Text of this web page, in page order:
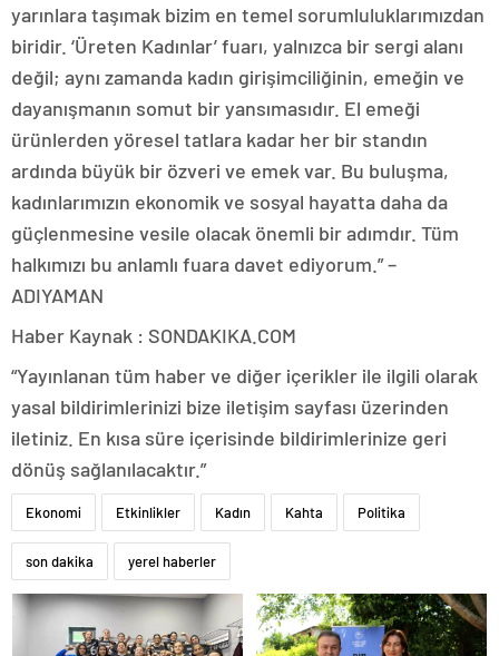
yarınlara taşımak bizim en temel sorumluluklarımızdan
biridir. ‘Üreten Kadınlar’ fuarı, yalnızca bir sergi alanı
değil; aynı zamanda kadın girişimciliğinin, emeğin ve
dayanışmanın somut bir yansımasıdır. El emeği
ürünlerden yöresel tatlara kadar her bir standın
ardında büyük bir özveri ve emek var. Bu buluşma,
kadınlarımızın ekonomik ve sosyal hayatta daha da
güçlenmesine vesile olacak önemli bir adımdır. Tüm
halkımızı bu anlamlı fuara davet ediyorum.” –
ADIYAMAN
Haber Kaynak : SONDAKIKA.COM
“Yayınlanan tüm haber ve diğer içerikler ile ilgili olarak
yasal bildirimlerinizi bize iletişim sayfası üzerinden
iletiniz. En kısa süre içerisinde bildirimlerinize geri
dönüş sağlanılacaktır.”
Ekonomi Etkinlikler Kadın Kahta Politika
son dakika yerel haberler